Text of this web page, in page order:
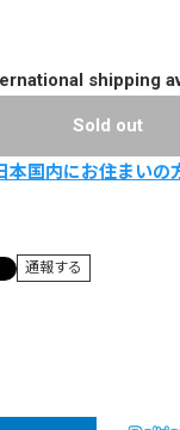
shipping
Sold out
本国内にお住まいの
通報する